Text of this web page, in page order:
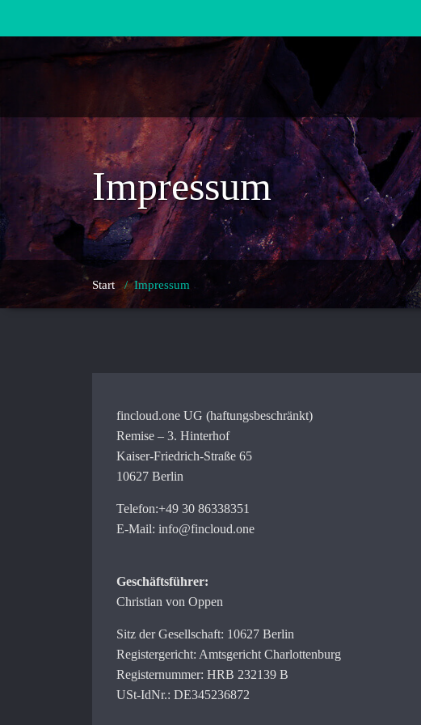
springen
Impressum
Start /Impressum
fincloud.one UG (haftungsbeschränkt)
Remise – 3. Hinterhof
Kaiser-Friedrich-Straße 65
10627 Berlin
Telefon:+49 30 86338351
E-Mail: info@fincloud.one
Geschäftsführer:
Christian von Oppen
Sitz der Gesellschaft: 10627 Berlin
Registergericht: Amtsgericht Charlottenburg
Registernummer: HRB 232139 B
USt-IdNr.: DE345236872